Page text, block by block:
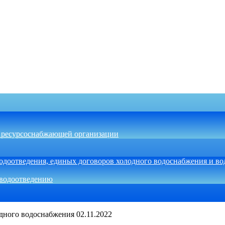
организации
единых договоров холодного водоснабжения и
водоснабжения 02.11.2022